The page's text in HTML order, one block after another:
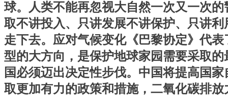
球。人类不能再忽视大自然一次又一次
取不讲投入、只讲发展不讲保护、只讲
走下去。应对气候变化《巴黎协定》代
型的大方向，是保护地球家园需要采取
国必须迈出决定性步伐。中国将提高国
取更加有力的政策和措施，二氧化碳排放